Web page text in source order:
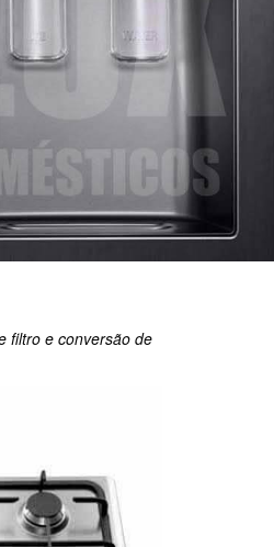
filtro e conversão de